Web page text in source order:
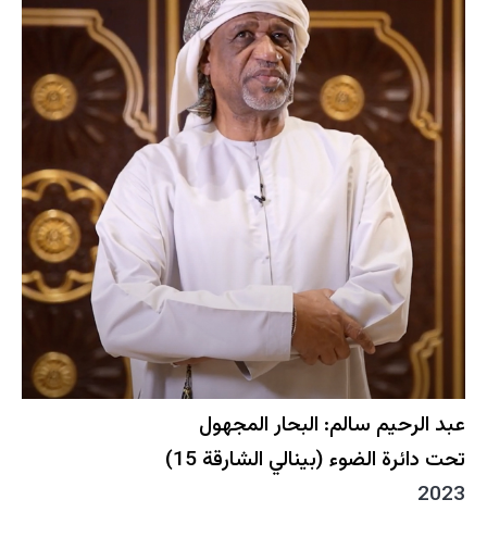
عبد الرحيم سالم: البحار المجهول
تحت دائرة الضوء (بينالي الشارقة 15)
2023